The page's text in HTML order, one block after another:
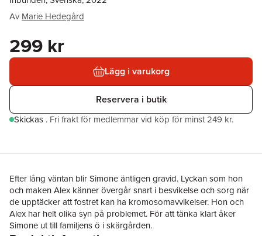
Av Marie Hedegård
299 kr
Lägg i varukorg
Reservera i butik
Skickas . Fri frakt för medlemmar vid köp för minst 249 kr.
Efter lång väntan blir Simone äntligen gravid. Lyckan som hon
och maken Alex känner övergår snart i besvikelse och sorg när
de upptäcker att fostret kan ha kromosomavvikelser. Hon och
Alex har helt olika syn på problemet. För att tänka klart åker
Simone ut till familjens ö i skärgården.